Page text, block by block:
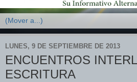
LUNES, 9 DE SEPTIEMBRE DE 2013
ENCUENTROS
ESCRITURA